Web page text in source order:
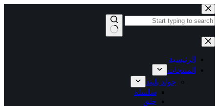
التجاوز
إلى
المحتوى
نتائج
الرئيسية
المنتجات
جولد بليتد
سلسلة
حلق